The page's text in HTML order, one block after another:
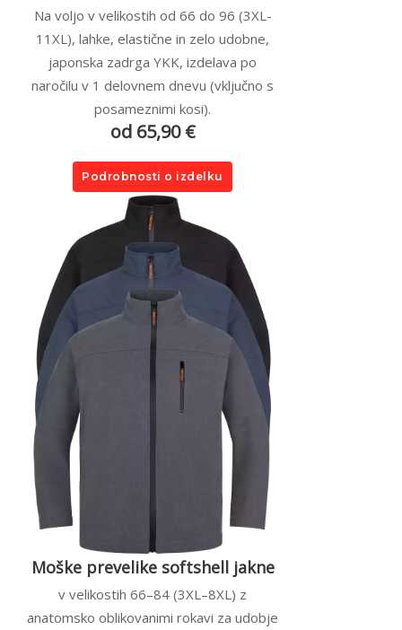
Na voljo v velikostih od 66 do 96 (3XL-
11XL), lahke, elastične in zelo udobne,
japonska zadrga YKK, izdelava po
naročilu v 1 delovnem dnevu (vključno s
posameznimi kosi).
od 65,90 €
Podrobnosti o izdelku
Moške prevelike softshell jakne
v velikostih 66–84 (3XL–8XL) z
anatomsko oblikovanimi rokavi za udobje